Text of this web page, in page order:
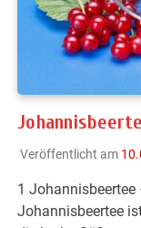
Veröffentlicht am
1
Johannisbeertee